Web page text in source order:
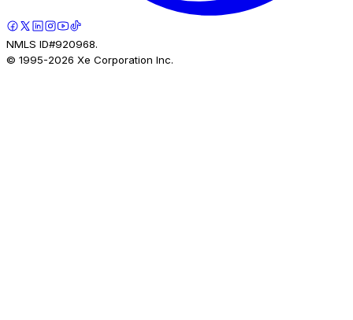
NMLS ID#920968.
© 1995-2026 Xe Corporation Inc.